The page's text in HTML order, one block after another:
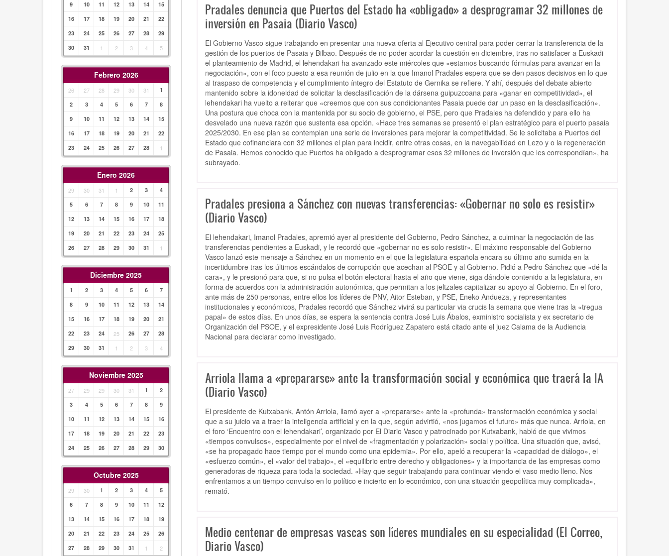
9
10 11 12 13 14
15
16
17 18 19 20 21
22
23
24 25 26 27 28
29
30
31 1 2 3 4 5
Febrero 2026
26 27 28 29 30 31
1
2
3 4 5 6 7
8
9
10 11 12 13 14
15
16
17 18 19 20 21
22
23
24 25 26 27 28 1
Enero 2026
29 30 31 1 2 3
4
5
6 7 8 9 10
11
12
13 14 15 16 17
18
19
20 21 22 23 24
25
26
27 28 29 30 31 1
Diciembre 2025
1 2 3 4 5 6
7
8
9 10 11 12 13
14
15
16 17 18 19 20
21
22
23 24 25 26 27
28
29
30 31 1 2 3 4
Noviembre 2025
27 29 29 30 31 1
2
3
4 5 6 7 8
9
10
11 12 13 14 15
16
17
18 19 20 21 22
23
24
25 26 27 28 29 30
Octubre 2025
29 30 1 2 3 4
5
6
7 8 9 10 11
12
13
14 15 16 17 18
19
20
21 22 23 24 25
26
27
28 29 30 31 1 2
Pradales denuncia que Puertos del Estado ha «obligado» a desprogramar 32 millones de
inversión en Pasaia (Diario Vasco)
El Gobierno Vasco sigue trabajando en presentar una nueva oferta al Ejecutivo central para poder cerrar la transferencia de la
gestión de los puertos de Pasaia y Bilbao. Después de no poder acordar la cuestión en diciembre, tras no satisfacer a Euskadi
el planteamiento de Madrid, el lehendakari ha avanzado este miércoles que «estamos buscando fórmulas para avanzar en la
negociación», con el foco puesto a esa reunión de julio en la que Imanol Pradales espera que se den pasos decisivos en lo que
al traspaso de competencia y el cumplimiento íntegro del Estatuto de Gernika se refiere. Y ahí, después del debate abierto
mantenido sobre la idoneidad de solicitar la desclasificación de la dársena guipuzcoana para «ganar en competitividad», el
lehendakari ha vuelto a reiterar que «creemos que con sus condicionantes Pasaia puede dar un paso en la desclasificación».
Una postura que choca con la mantenida por su socio de gobierno, el PSE, pero que Pradales ha defendido y para ello ha
desvelado una nueva razón que sustenta esa opción. «Hace tres semanas se presentó el plan estratégico para el puerto pasaia
2025/2030. En ese plan se contemplan una serie de inversiones para mejorar la competitividad. Se le solicitaba a Puertos del
Estado que cofinanciara con 32 millones el plan para incidir, entre otras cosas, en la navegabilidad en Lezo y o la regeneración
de Pasaia. Hemos conocido que Puertos ha obligado a desprogramar esos 32 millones de inversión que les correspondían», ha
subrayado.
Pradales presiona a Sánchez con nuevas transferencias: «Gobernar no solo es resistir»
(Diario Vasco)
El lehendakari, Imanol Pradales, apremió ayer al presidente del Gobierno, Pedro Sánchez, a culminar la negociación de las
transferencias pendientes a Euskadi, y le recordó que «gobernar no es solo resistir». El máximo responsable del Gobierno
Vasco lanzó este mensaje a Sánchez en un momento en el que la legislatura española encara su último año sumida en la
incertidumbre tras los últimos escándalos de corrupción que acechan al PSOE y al Gobierno. Pidió a Pedro Sánchez que «dé la
cara», y le presionó para que, si no pulsa el botón electoral hasta el año que viene, siga dándole contenido a la legislatura, en
forma de acuerdos con la administración autonómica, que permitan a los jeltzales capitalizar su apoyo al Gobierno. En el foro,
ante más de 250 personas, entre ellos los líderes de PNV, Aitor Esteban, y PSE, Eneko Andueza, y representantes
institucionales y económicos, Pradales recordó que Sánchez vivirá su particular via crucis la semana que viene tras la «tregua
papal» de estos días. En unos días, se espera la sentencia contra José Luis Ábalos, exministro socialista y ex secretario de
Organización del PSOE, y el expresidente José Luis Rodríguez Zapatero está citado ante el juez Calama de la Audiencia
Nacional para declarar como investigado.
Arriola llama a «prepararse» ante la transformación social y económica que traerá la IA
(Diario Vasco)
El presidente de Kutxabank, Antón Arriola, llamó ayer a «prepararse» ante la «profunda» transformación económica y social
que a su juicio va a traer la inteligencia artificial y en la que, según advirtió, «nos jugamos el futuro» más que nunca. Arriola, en
el foro ‘Encuentro con el lehendakari’, organizado por El Diario Vasco y patrocinado por Kutxabank, habló de que vivimos
«tiempos convulsos», especialmente por el nivel de «fragmentación y polarización» social y política. Una situación que, avisó,
«se ha propagado hace tiempo por el mundo como una epidemia». Por ello, apeló a recuperar la «capacidad de diálogo», el
«esfuerzo común», el «valor del trabajo», el «equilibrio entre derecho y obligaciones» y la importancia de las empresas como
generadoras de riqueza para toda la sociedad. «Hay que seguir trabajando para continuar viendo el vaso medio lleno. Nos
enfrentamos a un tiempo convulso en lo político e incierto en lo económico, con una situación geopolítica muy complicada»,
remató.
Medio centenar de empresas vascas son líderes mundiales en su especialidad (El Correo,
Diario Vasco)